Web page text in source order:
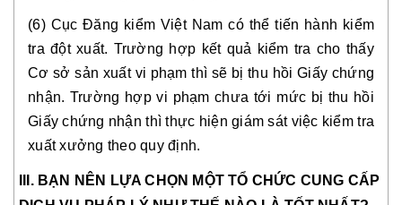
(6) Cục Đăng kiểm Việt Nam có thể tiến hành kiểm
tra đột xuất. Trường hợp kết quả kiểm tra cho thấy
Cơ sở sản xuất vi phạm thì sẽ bị thu hồi Giấy chứng
nhận. Trường hợp vi phạm chưa tới mức bị thu hồi
Giấy chứng nhận thì thực hiện giám sát việc kiểm tra
xuất xưởng theo quy định.
III. BẠN NÊN LỰA CHỌN MỘT TỔ CHỨC CUNG CẤP